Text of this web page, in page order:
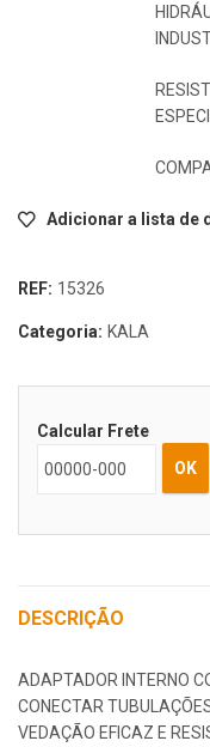
Adicionar a lista de
REF: 15326
Categoria: KALA
Calcular Frete
OK
DESCRIÇÃO
ADAPTADOR INTERNO
CONECTAR
VEDAÇÃO EFICAZ E